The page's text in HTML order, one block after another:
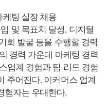
팅 실장 채용
및 목표치 달성, 디지털
회 발굴 등을 수행할 경력
경력 가운데 마케팅 경력
업계 경험과 팀 리드 경험
주어진다. 이커머스 업계
험자는 우대한다.